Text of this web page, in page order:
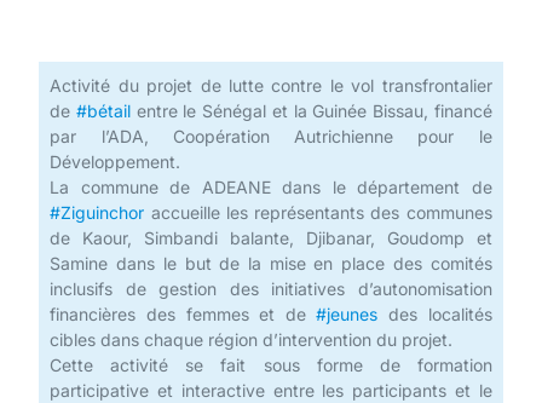
Activité du projet de lutte contre le vol transfrontalier
de#bétail entre le Sénégal et la Guinée Bissau, financé
par l’ADA, Coopération Autrichienne pour le
Développement.
La commune de ADEANE dans le département de
#Ziguinchor accueille les représentants des communes
de Kaour, Simbandi balante, Djibanar, Goudomp et
Samine dans le but de la mise en place des comités
inclusifs de gestion des initiatives d’autonomisation
financières des femmes et de#jeunes des localités
cibles dans chaque région d’intervention du projet.
Cette activité se fait sous forme de formation
participative et interactive entre les participants et le